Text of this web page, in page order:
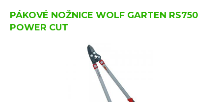
PÁKOVÉ NOŽNICE WOLF GARTEN RS750
POWER CUT